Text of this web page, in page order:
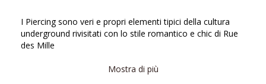
I Piercing sono veri e propri elementi tipici della cultura
underground rivisitati con lo stile romantico e chic di Rue
des Mille
Mostra di più